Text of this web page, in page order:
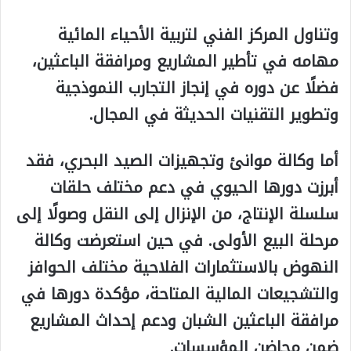
وتناول المركز الفني لتربية الأحياء المائية
مهامه في تأطير المشاريع ومرافقة الباعثين،
فضلًا عن دوره في إنجاز التجارب النموذجية
وتطوير التقنيات الحديثة في المجال.
أما وكالة موانئ وتجهيزات الصيد البحري، فقد
أبرزت دورها الحيوي في دعم مختلف حلقات
سلسلة الإنتاج، من الإنزال إلى النقل وصولًا إلى
مرحلة البيع الأولى. في حين استعرضت وكالة
النهوض بالاستثمارات الفلاحية مختلف الحوافز
والتشجيعات المالية المتاحة، مؤكدة دورها في
مرافقة الباعثين الشبان ودعم إحداث المشاريع